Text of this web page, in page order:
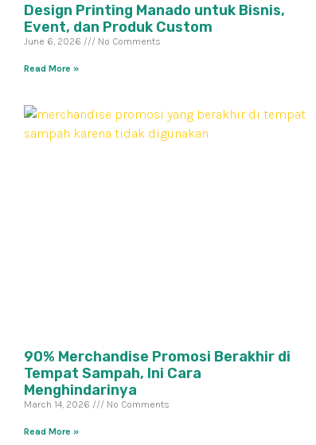
Design Printing Manado untuk Bisnis,
Event, dan Produk Custom
June 6, 2026 No Comments
Read More »
90% Merchandise Promosi Berakhir di
Tempat Sampah, Ini Cara
Menghindarinya
March 14, 2026 No Comments
Read More »